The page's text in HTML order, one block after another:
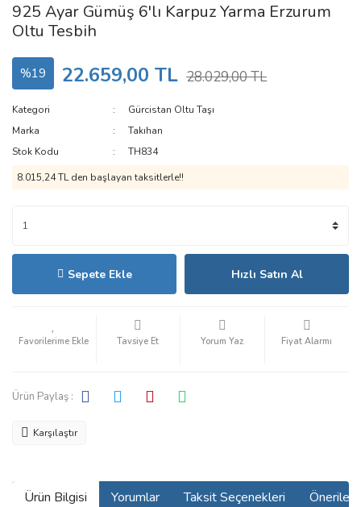
925 Ayar Gümüş 6'lı Karpuz Yarma Erzurum
Oltu Tesbih
%19 22.659,00 TL 28.029,00 TL
Kategori
Gürcistan Oltu Taşı
Marka
Takıhan
Stok Kodu
TH834
8.015,24 TL den başlayan taksitlerle!!
Sepete Ekle Hızlı Satın Al
Tavsiye Et Yorum Yaz Fiyat Alarmı
Ürün Paylaş :
Karşılaştır
Ürün Bilgisi Yorumlar Taksit Seçenekleri